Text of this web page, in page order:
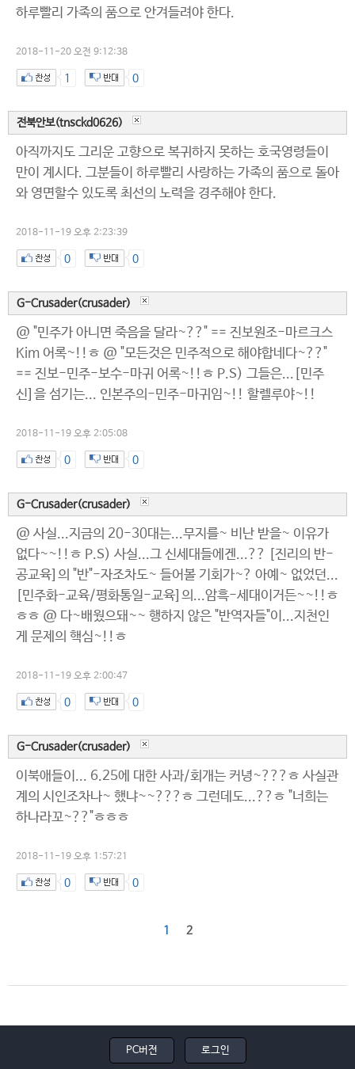
하루빨리 가족의 품으로 안겨들려야 한다.
2018-11-20 오전 9:12:38
1 0
전북안보(tnsckd0626)
아직까지도 그리운 고향으로 복귀하지 못하는 호국영령들이
만이 계시다. 그분들이 하루빨리 사랑하는 가족의 품으로 돌아
와 영면할수 있도록 최선의 노력을 경주해야 한다.
2018-11-19 오후 2:23:39
0 0
G-Crusader(crusader)
@ "민주가 아니면 죽음을 달라~??" == 진보원조-마르크스
Kim 어록~!!ㅎ @ "모든것은 민주적으로 해야합네다~??"
== 진보-민주-보수-마귀 어록~!!ㅎ P.S) 그들은...[민주
신]을 섬기는... 인본주의-민주-마귀임~!! 할렐루야~!!
2018-11-19 오후 2:05:08
0 0
G-Crusader(crusader)
@ 사실...지금의 20-30대는...무지를~ 비난 받을~ 이유가
없다~~!!ㅎ P.S) 사실...그 신세대들에겐...?? [진리의 반-
공교육]의 "반"-자조차도~ 들어볼 기회가~? 아예~ 없었던...
[민주화-교육/평화통일-교육]의...암흑-세대이거든~~!!ㅎ
ㅎㅎ @ 다~배웠으돼~~ 행하지 않은 "반역자들"이...지천인
게 문제의 핵심~!!ㅎ
2018-11-19 오후 2:00:47
0 0
G-Crusader(crusader)
이북애들이... 6.25에 대한 사과/회개는 커녕~???ㅎ 사실관
계의 시인조차나~ 했냐~~???ㅎ 그런데도...??ㅎ "너희는
하나라꼬~??"ㅎㅎㅎ
2018-11-19 오후 1:57:21
0 0
1 2
PC버전 로그인